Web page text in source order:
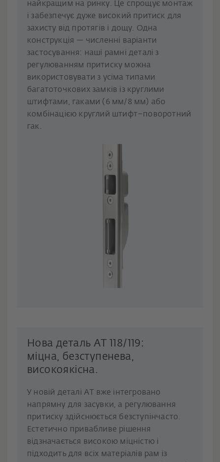
найкращим на ринку. Це спрощує монтаж
і забезпечує дуже високий притиск для
захисту від протягів і дощу. Одна
конструкція — численні варіанти
застосування: наші рамні деталі з
регулюванням притиску можна
використовувати з усіма типами
багатоточкових замків із круглими
штифтами, гаками (6 мм/8 мм) або
комбінацією круглий штифт–поворотний
гак.
Нова деталь AT 118/119:
міцна, безступенева,
високоякісна.
У новій деталі AT вже інтегровано
напрямну для засувки, а регулювання
притиску здійснюється безступінчасто.
Естетично привабливе рішення
відзначається високою міцністю і
підходить для всіх матеріалів рам із